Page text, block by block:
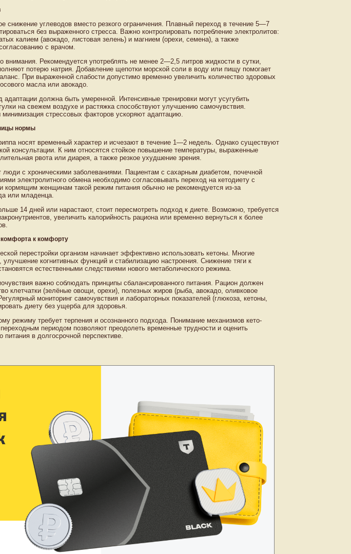
снижение углеводов вместо резкого ограничения. Плавный переход в течение 5—7
без выраженного стресса. Важно контролировать потребление электролитов:
калием (авокадо, листовая зелень) и магнием (орехи, семена), а также
с врачом.
внимания. Рекомендуется употреблять не менее 2—2,5 литров жидкости в сутки,
потерю натрия. Добавление щепотки морской соли в воду или пищу помогает
При выраженной слабости допустимо временно увеличить количество здоровых
масла или авокадо.
адаптации должна быть умеренной. Интенсивные тренировки могут усугубить
на свежем воздухе и растяжка способствуют улучшению самочувствия.
стрессовых факторов ускоряют адаптацию.
нормы
носят временный характер и исчезают в течение 1—2 недель. Однако существуют
консультации. К ним относятся стойкое повышение температуры, выраженные
рвота или диарея, а также резкое ухудшение зрения.
с хроническими заболеваниями. Пациентам с сахарным диабетом, почечной
электролитного обмена необходимо согласовывать переход на кетодиету с
женщинам такой режим питания обычно не рекомендуется из-за
или младенца.
14 дней или нарастают, стоит пересмотреть подход к диете. Возможно, требуется
увеличить калорийность рациона или временно вернуться к более
к комфорту
перестройки организм начинает эффективно использовать кетоны. Многие
когнитивных функций и стабилизацию настроения. Снижение тяги к
естественными следствиями нового метаболического режима.
важно соблюдать принципы сбалансированного питания. Рацион должен
клетчатки (зелёные овощи, орехи), полезных жиров (рыба, авокадо, оливковое
мониторинг самочувствия и лабораторных показателей (глюкоза, кетоны,
диету без ущерба для здоровья.
режиму требует терпения и осознанного подхода. Понимание механизмов кето-
периодом позволяют преодолеть временные трудности и оценить
питания в долгосрочной перспективе.